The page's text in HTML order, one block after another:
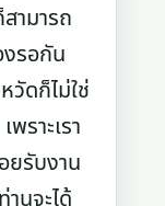
ามารถ
รอกัน
วัดก็ไม่ใช่
ราะเรา
ยรับงาน
นจะได้